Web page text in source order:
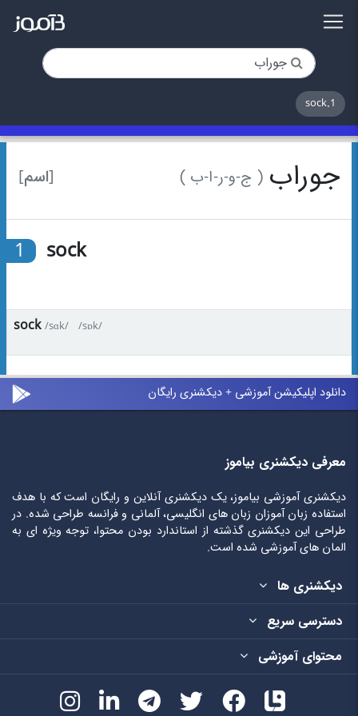
1.sock
[اسم] جوراب ( ج-و-ر-ا-ب )
1 sock
sock /sɑk/ /sɒk/
دانلود اپلیکیشن آموزشی + دیکشنری رایگان
معرفی دیکشنری بیاموز
دیکشنری آموزشی بیاموز، یک دیکشنری آنلاین و رایگان است که با هدف
استفاده زبان آموزان زبان های انگلیسی، آلمانی و فرانسه طراحی شده. در
طراحی این دیکشنری گذشته از استاندارد بودن محتوا، توجه ویژه ای به
المان های آموزشی شده است.
دیکشنری ها
دسترسی سریع
محتوای آموزشی